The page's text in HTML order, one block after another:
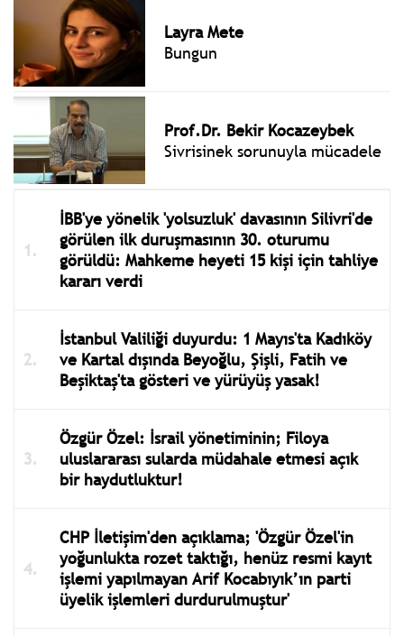
Layra Mete
Bungun
Prof.Dr. Bekir Kocazeybek
Sivrisinek sorunuyla mücadele
İBB'ye yönelik 'yolsuzluk' davasının Silivri'de
görülen ilk duruşmasının 30. oturumu
görüldü: Mahkeme heyeti 15 kişi için tahliye
kararı verdi
İstanbul Valiliği duyurdu: 1 Mayıs'ta Kadıköy
ve Kartal dışında Beyoğlu, Şişli, Fatih ve
Beşiktaş'ta gösteri ve yürüyüş yasak!
Özgür Özel: İsrail yönetiminin; Filoya
uluslararası sularda müdahale etmesi açık
bir haydutluktur!
CHP İletişim'den açıklama; 'Özgür Özel'in
yoğunlukta rozet taktığı, henüz resmi kayıt
işlemi yapılmayan Arif Kocabıyık’ın parti
üyelik işlemleri durdurulmuştur'